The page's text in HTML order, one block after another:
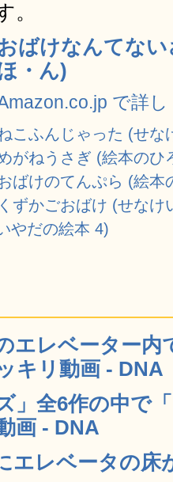
。
ばけなんてな
・ん)
で詳
こふんじゃった (せな
がねうさぎ (絵本のひ
ばけのてんぷら (絵本
くずかごおばけ (せな
やだの絵本 4)
エレベーター内
キリ動画 - DNA
」全6作の中で
画 - DNA
エレベータの床